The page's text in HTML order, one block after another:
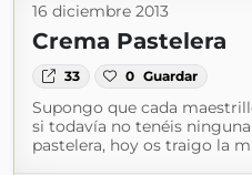
16 diciembre 2013
Crema Pastelera
33 0 Guardar
Supongo que cada
si todavía no tenéis
pastelera, hoy os traigo la